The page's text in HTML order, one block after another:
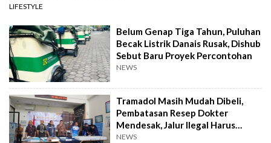
LIFESTYLE
Belum Genap Tiga Tahun, Puluhan
Becak Listrik Danais Rusak, Dishub
Sebut Baru Proyek Percontohan
NEWS
Tramadol Masih Mudah Dibeli,
Pembatasan Resep Dokter
Mendesak, Jalur Ilegal Harus
Distop
NEWS